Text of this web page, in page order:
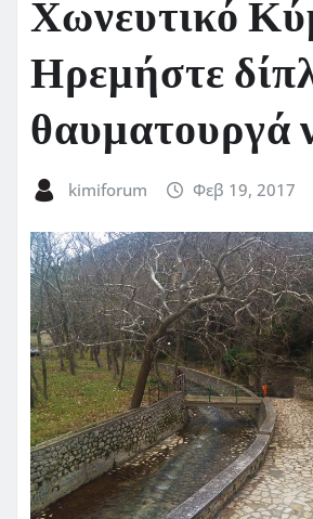
Χωνευτικό
Ηρεμήστε
θαυματουργά
kimiforum Φεβ 19, 2017